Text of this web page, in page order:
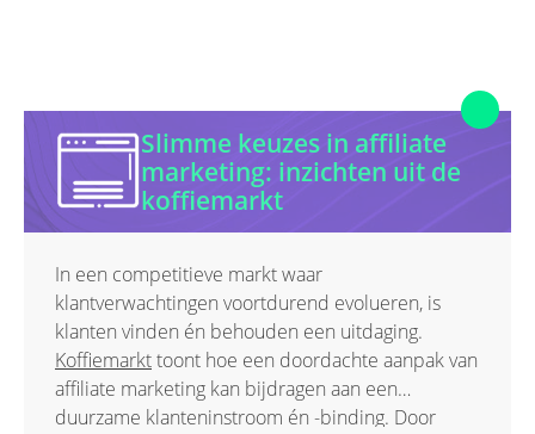
Slimme keuzes in affiliate
marketing: inzichten uit de
koffiemarkt
In een competitieve markt waar
klantverwachtingen voortdurend evolueren, is
klanten vinden én behouden een uitdaging.
Koffiemarkttoont hoe een doordachte aanpak van
affiliate marketing kan bijdragen aan een
duurzame klanteninstroom én -binding. Door